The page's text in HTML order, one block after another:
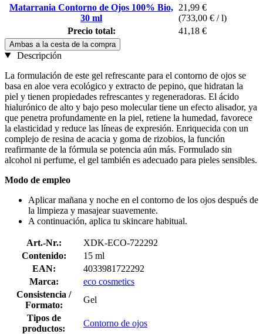
Matarrania Contorno de Ojos 100% Bio,
30 ml
21,99 €
(733,00 € / l)
Precio total:
41,18 €
Ambas a la cesta de la compra
Descripción
La formulación de este gel refrescante para el contorno de ojos se
basa en aloe vera ecológico y extracto de pepino, que hidratan la
piel y tienen propiedades refrescantes y regeneradoras. El ácido
hialurónico de alto y bajo peso molecular tiene un efecto alisador, ya
que penetra profundamente en la piel, retiene la humedad, favorece
la elasticidad y reduce las líneas de expresión. Enriquecida con un
complejo de resina de acacia y goma de rizobios, la función
reafirmante de la fórmula se potencia aún más. Formulado sin
alcohol ni perfume, el gel también es adecuado para pieles sensibles.
Modo de empleo
Aplicar mañana y noche en el contorno de los ojos después de
la limpieza y masajear suavemente.
A continuación, aplica tu skincare habitual.
Art.-Nr.:
XDK-ECO-722292
Contenido:
15 ml
EAN:
4033981722292
Marca:
eco cosmetics
Consistencia /
Formato:
Gel
Tipos de
productos:
Contorno de ojos